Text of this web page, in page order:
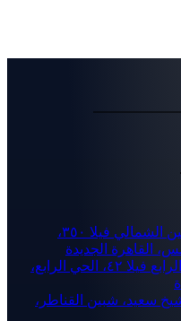
الشمالي
فيلا ٣٥٠،
القاهرة الجديدة
فيلا ٤٢، الحي الرابع،
سعيد، شبين القناطر،